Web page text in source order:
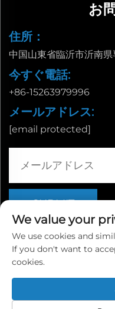
お
住所：
中国山東省臨沂市沂南県
今すぐ電話:
+86-15263979996
メールアドレス:
[email protected]
Copyright © 山東省臨沂
We value your
We use cookies and
If you don't want to
cookies.